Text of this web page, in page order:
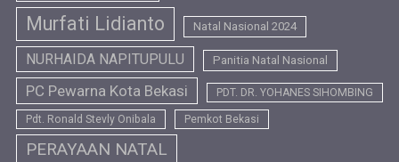
Murfati Lidianto Natal Nasional 2024
NURHAIDA NAPITUPULU Panitia Natal Nasional
PC Pewarna Kota Bekasi PDT. DR. YOHANES SIHOMBING
Pdt. Ronald Stevly Onibala Pemkot Bekasi
PERAYAAN NATAL